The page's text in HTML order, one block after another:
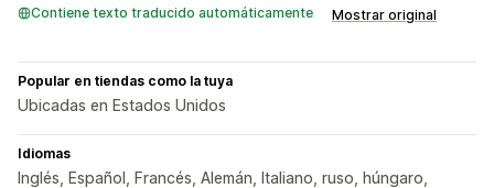
Contiene texto traducido automáticamente Mostrar original
Popular en tiendas como la tuya
Ubicadas en Estados Unidos
Idiomas
Inglés, Español, Francés, Alemán, Italiano, ruso, húngaro,